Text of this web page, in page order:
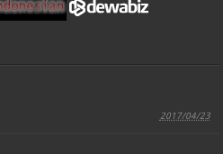
2017/04/23